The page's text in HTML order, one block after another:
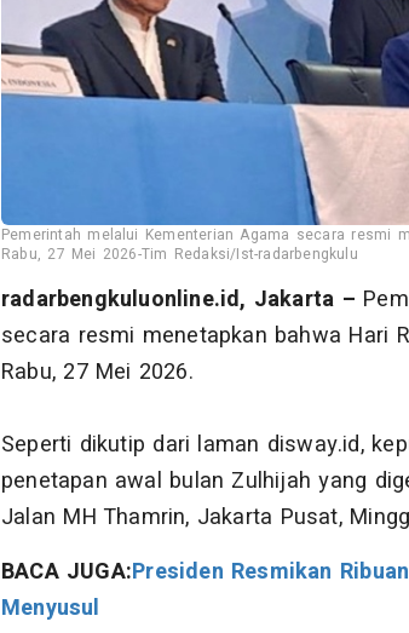
Pemerintah melalui Kementerian Agama secara resmi
Rabu, 27 Mei 2026-Tim Redaksi/Ist-radarbengkulu
radarbengkuluonline.id, Jakarta –
secara resmi menetapkan bahwa Hari
Rabu, 27 Mei 2026.
Seperti dikutip dari laman disway.id,
penetapan awal bulan Zulhijah yang
Jalan MH Thamrin, Jakarta Pusat,
BACA JUGA:Presiden Resmikan
Menyusul